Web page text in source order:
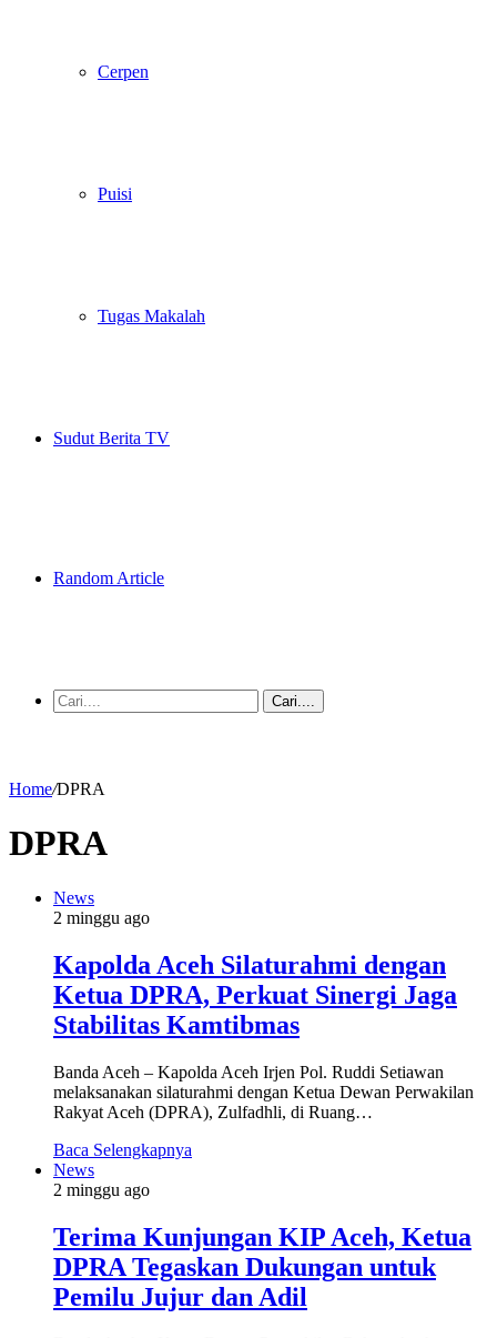
Cerpen
Puisi
Tugas Makalah
Sudut Berita TV
Random Article
Cari....
Home/DPRA
DPRA
News
2 minggu ago
Kapolda Aceh Silaturahmi dengan
Ketua DPRA, Perkuat Sinergi Jaga
Stabilitas Kamtibmas
Banda Aceh – Kapolda Aceh Irjen Pol. Ruddi Setiawan
melaksanakan silaturahmi dengan Ketua Dewan Perwakilan
Rakyat Aceh (DPRA), Zulfadhli, di Ruang…
Baca Selengkapnya
News
2 minggu ago
Terima Kunjungan KIP Aceh, Ketua
DPRA Tegaskan Dukungan untuk
Pemilu Jujur dan Adil